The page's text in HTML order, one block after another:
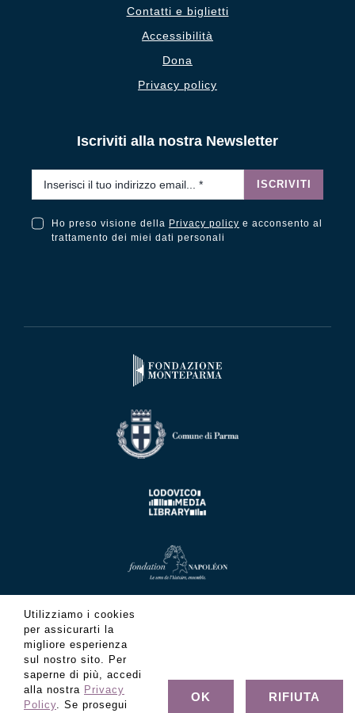
Contatti e biglietti
Accessibilità
Dona
Privacy policy
Iscriviti alla nostra Newsletter
ISCRIVITI
Ho preso visione della Privacy policy e acconsento al
trattamento dei miei dati personali
Utilizziamo i cookies
per assicurarti la
migliore esperienza
sul nostro sito. Per
saperne di più, accedi
alla nostra Privacy
Policy. Se prosegui
OK RIFIUTA